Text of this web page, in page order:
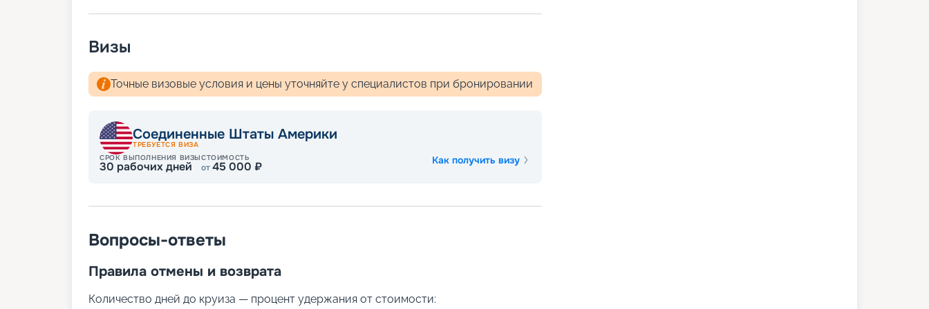
Визы
Точные визовые условия и цены уточняйте у специалистов при бронировании
Соединенные Штаты Америки
ТРЕБУЕТСЯ ВИЗА
СРОК ВЫПОЛНЕНИЯ ВИЗЫ
30 рабочих дней
СТОИМОСТЬ
от45 000 ₽ Как получить визу
Вопросы-ответы
Правила отмены и возврата
Количество дней до круиза — процент удержания от стоимости: